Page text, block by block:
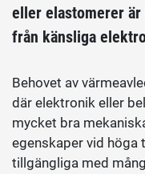
eller elastomerer
från känsliga
Behovet av
där elektronik eller
mycket bra
egenskaper vid höga
tillgängliga med